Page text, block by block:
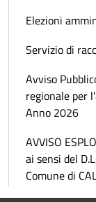
Elezioni
Servizio di
Avviso
regionale per
Anno 2026
AVVISO
ai sensi del
Comune di